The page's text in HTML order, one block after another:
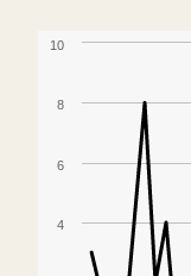
4
6
8
10